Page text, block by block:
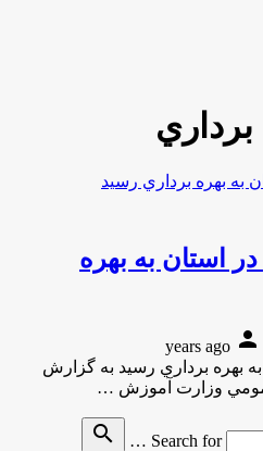
در استان به بهره
person
به بهره برداري رسيد به گزارش
وزارت آموزش …
Search for
search